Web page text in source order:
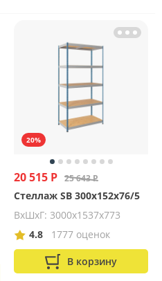
20%
20 515 Р 25 643 Р
Стеллаж SB 300x152x76/5
ВхШхГ: 3000x1537x773
4.8
1777 оценок
В корзину